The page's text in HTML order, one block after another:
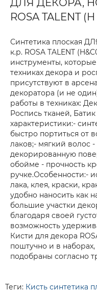
ДЛЯ ДЕКОРА,
ROSA TALENT
Синтетика плоская
к.р. ROSA TALENT
инструменты,
техниках декора и
присутствуют в
декоратора (и не
работы в техниках:
Роспись тканей,
характеристики:-
быстро портиться от
лаков;- мягкий волос
декорированную
обойме - прочность
ручке.Особенности:-
лака, клея, краски,
удобно наносить как
большие участки
благодаря своей
возможность
Кисти для декора
поштучно и в
подобраны согласно
Теги: Кисть синтетика